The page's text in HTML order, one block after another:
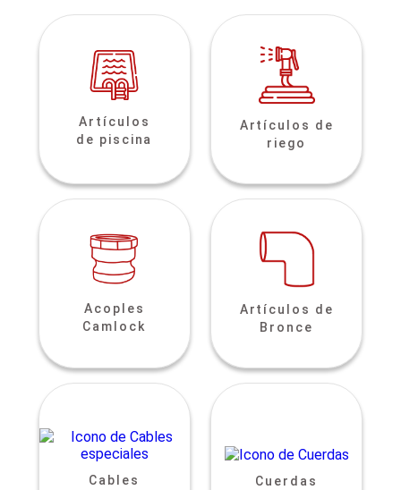
Artículos
de piscina
Artículos de
riego
Acoples
Camlock
Artículos de
Bronce
Cables
Cuerdas